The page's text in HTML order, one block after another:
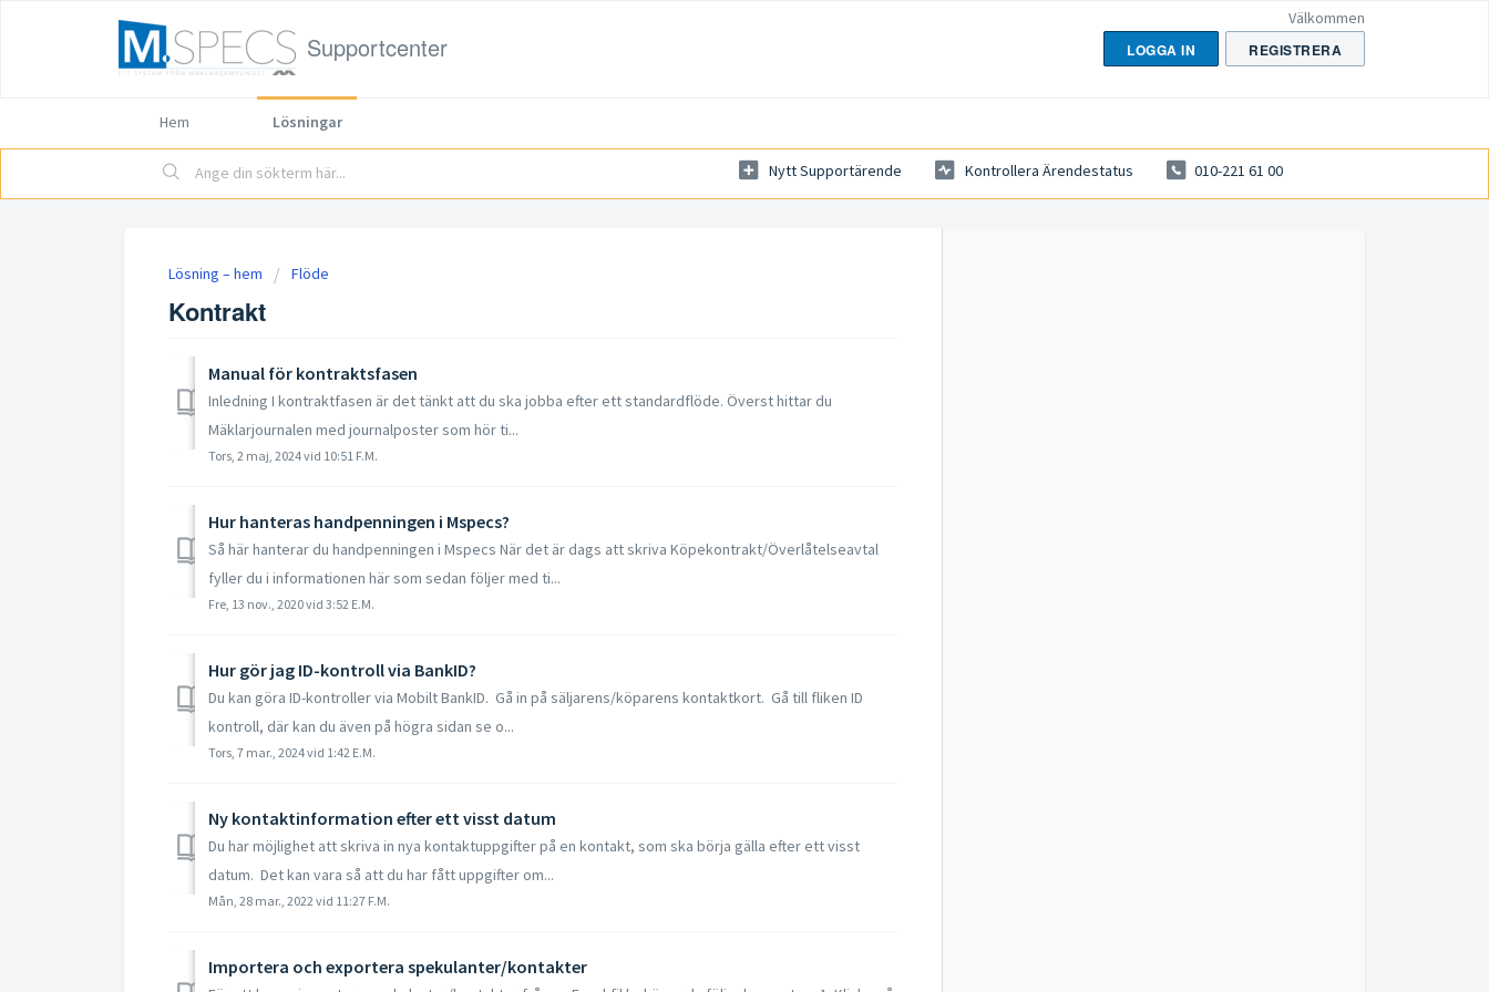
Supportcenter
Välkommen
LOGGA IN
REGISTRERA
Hem Lösningar
Nytt Supportärende Kontrollera Ärendestatus 010-221 61 00
Lösning – hem Flöde
Kontrakt
Manual för kontraktsfasen
Inledning I kontraktfasen är det tänkt att du ska jobba efter ett standardflöde. Överst hittar du
Mäklarjournalen med journalposter som hör ti...
Tors, 2 maj, 2024 vid 10:51 F.M.
Hur hanteras handpenningen i Mspecs?
Så här hanterar du handpenningen i Mspecs När det är dags att skriva Köpekontrakt/Överlåtelseavtal
fyller du i informationen här som sedan följer med ti...
Fre, 13 nov., 2020 vid 3:52 E.M.
Hur gör jag ID-kontroll via BankID?
Du kan göra ID-kontroller via Mobilt BankID. Gå in på säljarens/köparens kontaktkort. Gå till fliken ID
kontroll, där kan du även på högra sidan se o...
Tors, 7 mar., 2024 vid 1:42 E.M.
Ny kontaktinformation efter ett visst datum
Du har möjlighet att skriva in nya kontaktuppgifter på en kontakt, som ska börja gälla efter ett visst
datum. Det kan vara så att du har fått uppgifter om...
Mån, 28 mar., 2022 vid 11:27 F.M.
Importera och exportera spekulanter/kontakter